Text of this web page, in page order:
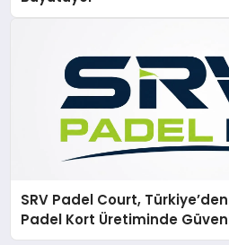
SRV Padel Court,
Padel Kort Üretiminde